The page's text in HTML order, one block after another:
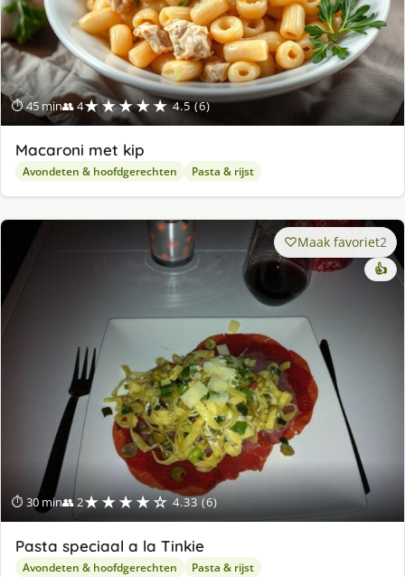
⏱ 45 min👥 4★★★★★ 4.5 (6)
Macaroni met kip
Avondeten & hoofdgerechten Pasta & rijst
⏱ 30 min👥 2★★★★☆ 4.33 (6)
Maak favoriet2
👍
Pasta speciaal a la Tinkie
Avondeten & hoofdgerechten Pasta & rijst